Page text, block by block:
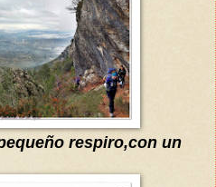
respiro,con un